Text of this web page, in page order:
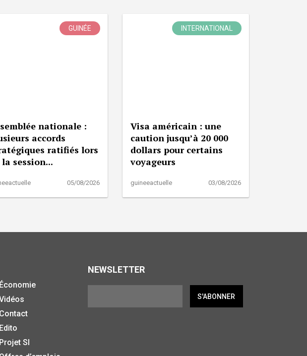
GUINÉE
nationale :
accords
ratifiés lors
la session...
05/08/2026
INTERNATIONAL
Visa américain : une
caution jusqu’à 20 000
dollars pour certains
voyageurs
guineeactuelle 03/08/2026
Économie
Contact
Edito
Projet SI
NEWSLETTER
S'ABONNER